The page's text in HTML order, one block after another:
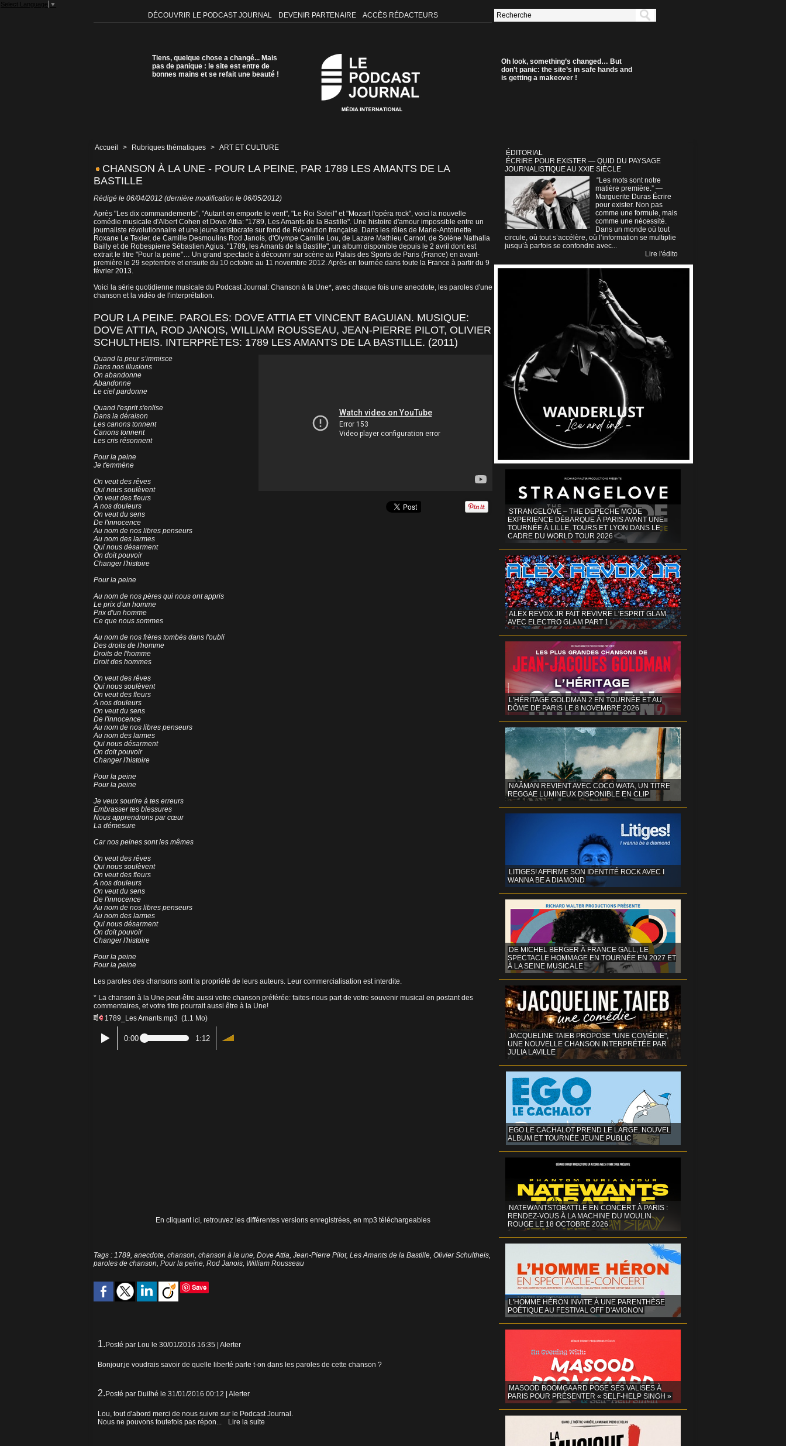
Select Language ▼
DÉCOUVRIR LE PODCAST JOURNAL DEVENIR PARTENAIRE ACCÈS RÉDACTEURS
Tiens, quelque chose a changé... Mais
pas de panique : le site est entre de
bonnes mains et se refait une beauté !
Oh look, something’s changed… But
don’t panic: the site’s in safe hands and
is getting a makeover !
Accueil > Rubriques thématiques > ART ET CULTURE
CHANSON À LA UNE - POUR LA PEINE, PAR 1789 LES AMANTS DE LA
BASTILLE
Rédigé le 06/04/2012 (dernière modification le 06/05/2012)
Après "Les dix commandements", "Autant en emporte le vent", "Le Roi Soleil" et "Mozart l'opéra rock", voici la nouvelle
comédie musicale d'Albert Cohen et Dove Attia: "1789, Les Amants de la Bastille". Une histoire d'amour impossible entre un
journaliste révolutionnaire et une jeune aristocrate sur fond de Révolution française. Dans les rôles de Marie-Antoinette
Roxane Le Texier, de Camille Desmoulins Rod Janois, d'Olympe Camille Lou, de Lazare Mathieu Carnot, de Solène Nathalia
Bailly et de Robespierre Sébastien Agius. "1789, les Amants de la Bastille", un album disponible depuis le 2 avril dont est
extrait le titre "Pour la peine"… Un grand spectacle à découvrir sur scène au Palais des Sports de Paris (France) en avant-
première le 29 septembre et ensuite du 10 octobre au 11 novembre 2012. Après en tournée dans toute la France à partir du 9
février 2013.
Voici la série quotidienne musicale du Podcast Journal: Chanson à la Une*, avec chaque fois une anecdote, les paroles d'une
chanson et la vidéo de l'interprétation.
POUR LA PEINE. PAROLES: DOVE ATTIA ET VINCENT BAGUIAN. MUSIQUE:
DOVE ATTIA, ROD JANOIS, WILLIAM ROUSSEAU, JEAN-PIERRE PILOT, OLIVIER
SCHULTHEIS. INTERPRÈTES: 1789 LES AMANTS DE LA BASTILLE. (2011)
Quand la peur s’immisce
Dans nos illusions
On abandonne
Abandonne
Le ciel pardonne
Quand l'esprit s'enlise
Dans la déraison
Les canons tonnent
Canons tonnent
Les cris résonnent
Pour la peine
Je t'emmène
On veut des rêves
Qui nous soulèvent
On veut des fleurs
A nos douleurs
On veut du sens
De l'innocence
Au nom de nos libres penseurs
Au nom des larmes
Qui nous désarment
On doit pouvoir
Changer l'histoire
Pour la peine
Au nom de nos pères qui nous ont appris
Le prix d'un homme
Prix d'un homme
Ce que nous sommes
Au nom de nos frères tombés dans l'oubli
Des droits de l'homme
Droits de l'homme
Droit des hommes
On veut des rêves
Qui nous soulèvent
On veut des fleurs
A nos douleurs
On veut du sens
De l'innocence
Au nom de nos libres penseurs
Au nom des larmes
Qui nous désarment
On doit pouvoir
Changer l'histoire
Pour la peine
Pour la peine
Je veux sourire à tes erreurs
Embrasser tes blessures
Nous apprendrons par cœur
La démesure
Car nos peines sont les mêmes
On veut des rêves
Qui nous soulèvent
On veut des fleurs
A nos douleurs
On veut du sens
De l'innocence
Au nom de nos libres penseurs
Au nom des larmes
Qui nous désarment
On doit pouvoir
Changer l'histoire
Pour la peine
Pour la peine
Les paroles des chansons sont la propriété de leurs auteurs. Leur commercialisation est interdite.
* La chanson à la Une peut-être aussi votre chanson préférée: faites-nous part de votre souvenir musical en postant des
commentaires, et votre titre pourrait aussi être à la Une!
1789_Les Amants.mp3 (1.1 Mo)
0:00 1:12
En cliquant ici, retrouvez les différentes versions enregistrées, en mp3 téléchargeables
Tags : 1789, anecdote, chanson, chanson à la une, Dove Attia, Jean-Pierre Pilot, Les Amants de la Bastille, Olivier Schultheis,
paroles de chanson, Pour la peine, Rod Janois, William Rousseau
Save
1. Posté par Lou le 30/01/2016 16:35 Alerter
Bonjour,je voudrais savoir de quelle liberté parle t-on dans les paroles de cette chanson ?
2. Posté par Duilhé le 31/01/2016 00:12 Alerter
Lou, tout d'abord merci de nous suivre sur le Podcast Journal.
Nous ne pouvons toutefois pas répon...
Lire la suite
ÉDITORIAL
ÉCRIRE POUR EXISTER — QUID DU PAYSAGE
JOURNALISTIQUE AU XXIE SIÈCLE
“Les mots sont notre
matière première.” —
Marguerite Duras Écrire
pour exister. Non pas
comme une formule, mais
comme une nécessité.
Dans un monde où tout
circule, où tout s’accélère, où l’information se multiplie
jusqu’à parfois se confondre avec...
Lire l'édito
STRANGELOVE – THE DEPECHE MODE
EXPERIENCE DÉBARQUE À PARIS AVANT UNE
TOURNÉE À LILLE, TOURS ET LYON DANS LE
CADRE DU WORLD TOUR 2026
ALEX REVOX JR FAIT REVIVRE L'ESPRIT GLAM
AVEC ELECTRO GLAM PART 1
L'HÉRITAGE GOLDMAN 2 EN TOURNÉE ET AU
DÔME DE PARIS LE 8 NOVEMBRE 2026
NAÂMAN REVIENT AVEC COCO WATA, UN TITRE
REGGAE LUMINEUX DISPONIBLE EN CLIP
LITIGES! AFFIRME SON IDENTITÉ ROCK AVEC I
WANNA BE A DIAMOND
DE MICHEL BERGER À FRANCE GALL, LE
SPECTACLE HOMMAGE EN TOURNÉE EN 2027 ET
À LA SEINE MUSICALE
JACQUELINE TAIEB PROPOSE "UNE COMÉDIE",
UNE NOUVELLE CHANSON INTERPRÉTÉE PAR
JULIA LAVILLE
EGO LE CACHALOT PREND LE LARGE, NOUVEL
ALBUM ET TOURNÉE JEUNE PUBLIC
NATEWANTSTOBATTLE EN CONCERT À PARIS :
RENDEZ-VOUS À LA MACHINE DU MOULIN
ROUGE LE 18 OCTOBRE 2026
L'HOMME HÉRON INVITE À UNE PARENTHÈSE
POÉTIQUE AU FESTIVAL OFF D'AVIGNON
MASOOD BOOMGAARD POSE SES VALISES À
PARIS POUR PRÉSENTER « SELF-HELP SINGH »